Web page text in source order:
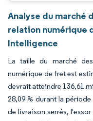
Analyse du marché
relation numérique
Intelligence
La taille du marché
numérique de fret est
devrait atteindre 136,61
28,09 % durant la
de livraison serrés,